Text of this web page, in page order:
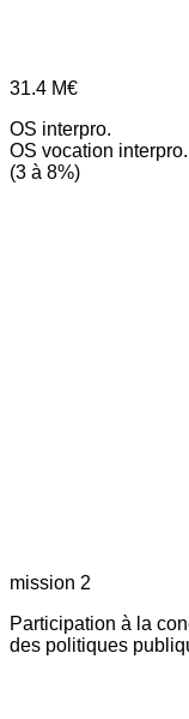
31.4 M€
OS interpro.
OS vocation interpro.
(3 à 8%)
mission 2
Participation à la
des politiques